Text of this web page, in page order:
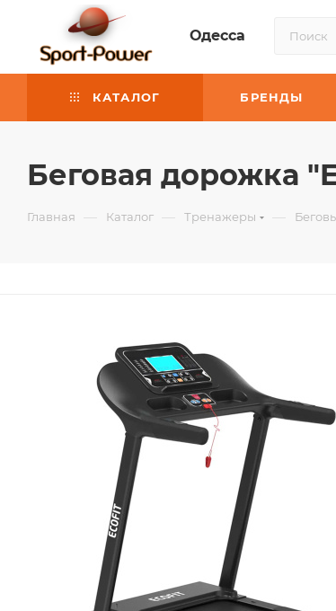
Одесса
КАТАЛОГ БРЕНДЫ
Беговая дорожка
Главная — Каталог — Тренажеры —